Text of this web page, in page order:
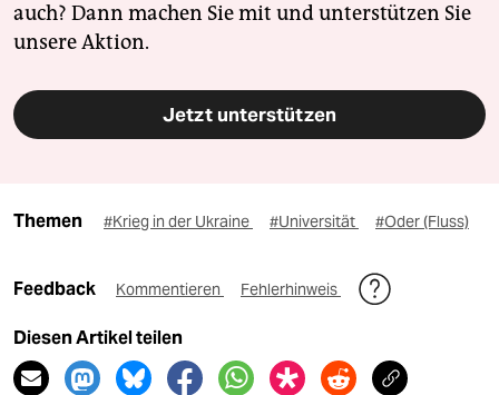
auch? Dann machen Sie mit und unterstützen Sie
unsere Aktion.
Jetzt unterstützen
Themen #Krieg in der Ukraine #Universität #Oder (Fluss)
Feedback Kommentieren Fehlerhinweis
Diesen Artikel teilen